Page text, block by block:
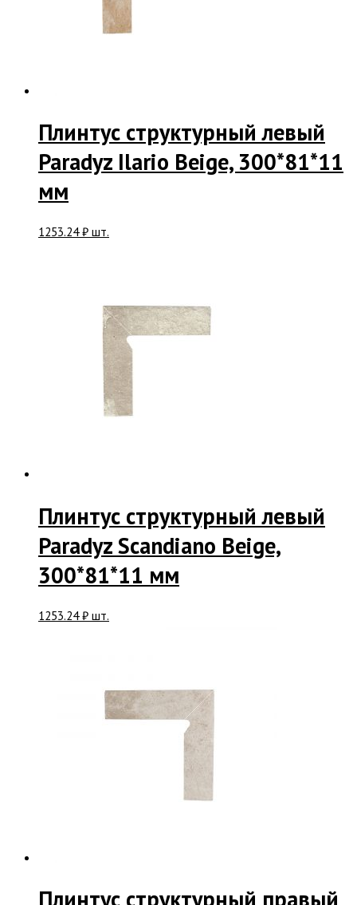
Плинтус структурный левый
Paradyz Ilario Beige, 300*81*11
мм
1253.24₽ шт.
Плинтус структурный левый
Paradyz Scandiano Beige,
300*81*11 мм
1253.24₽ шт.